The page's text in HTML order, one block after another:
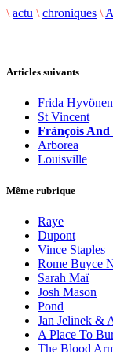
\ actu \ chroniques \
Articles suivants
Frida Hyvönen
St Vincent
Frànçois
Arborea
Louisville
Même rubrique
Raye
Dupont
Vince Staples
Rome Buyce
Sarah Maï
Josh Mason
Pond
Jan Jelinek &
A Place To
The Blood